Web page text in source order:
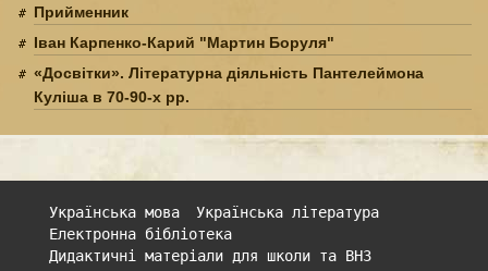
Прийменник
Іван Карпенко-Карий "Мартин Боруля"
«Досвітки». Літературна діяльність Пантелеймона
Куліша в 70-90-х рр.
Українська мова
Українська література
Електронна бібліотека
Дидактичні матеріали для школи та ВНЗ